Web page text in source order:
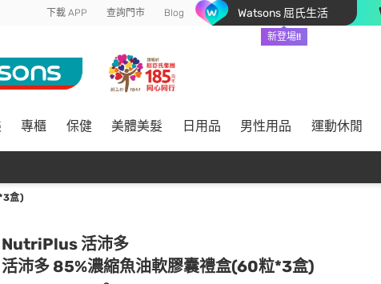
下載 APP 查詢門市 Blog Watsons 屈氏生活
新登場!!
專櫃 保健 美體美髮 日用品 男性用品 運動休閒
盒)
NutriPlus 活沛多
活沛多 85%濃縮魚油軟膠囊禮盒(60粒*3盒)